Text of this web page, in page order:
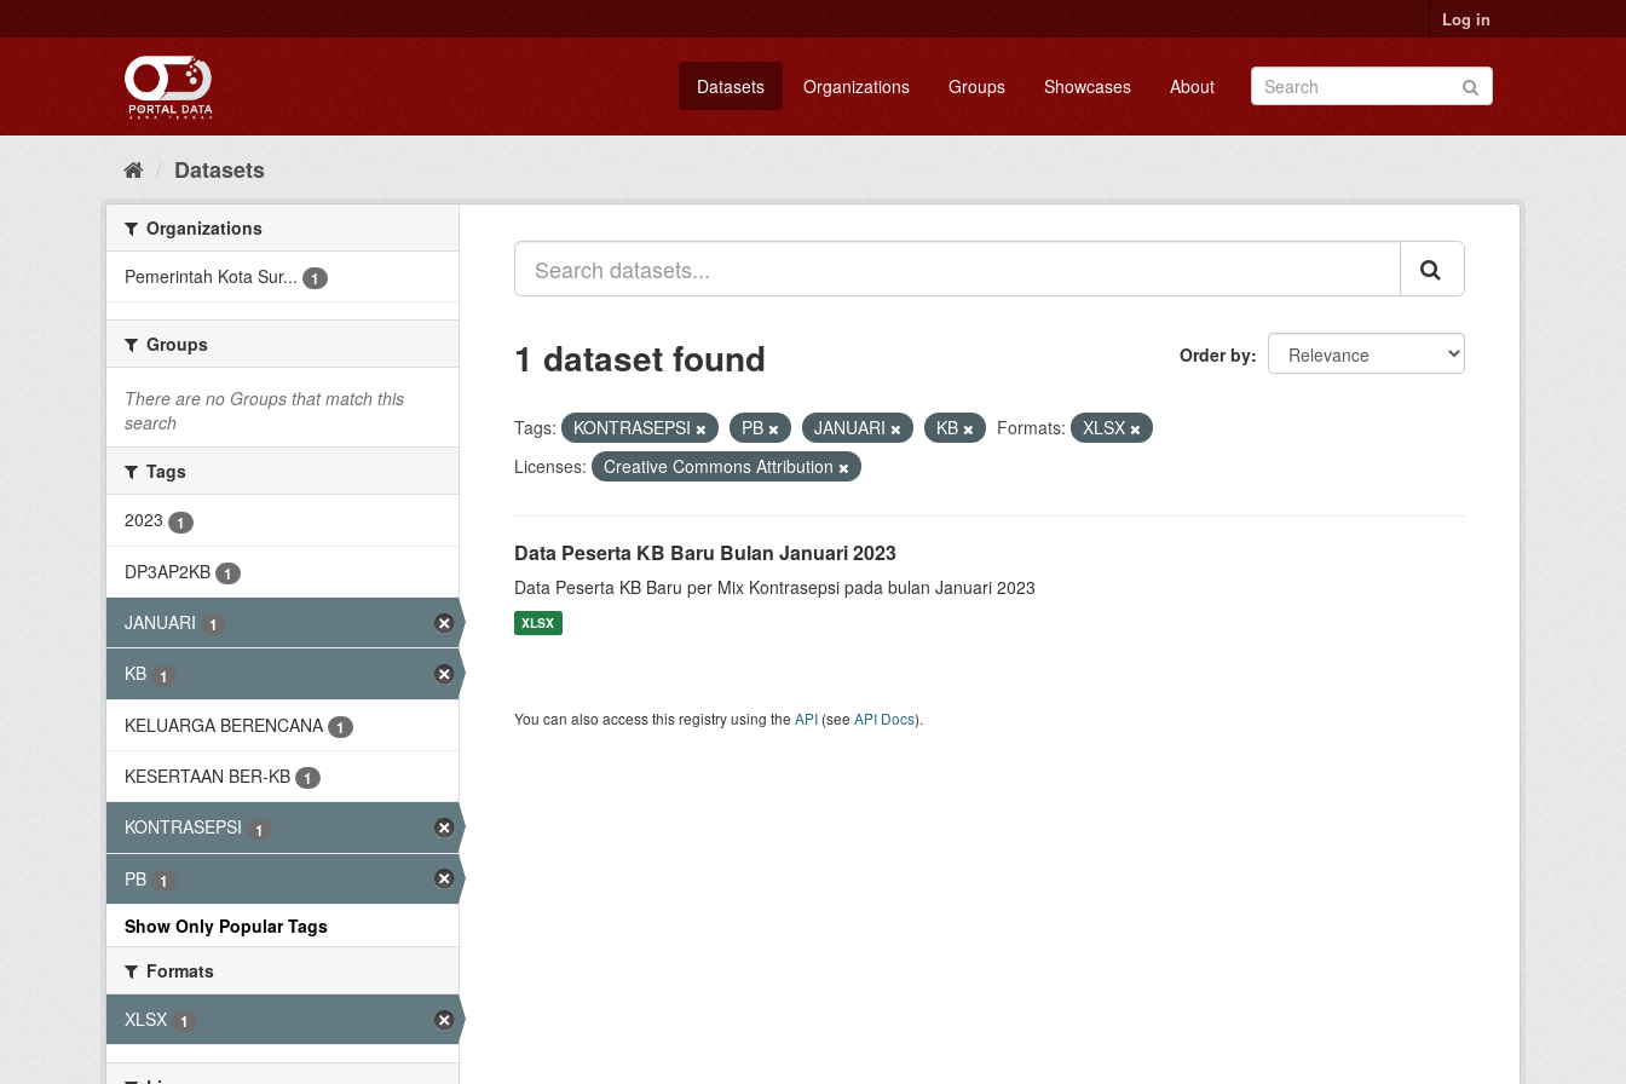
to
Log in
Datasets Organizations Groups Showcases About
Datasets
Organizations
Pemerintah Kota Sur...
1
Groups
There are no Groups that match this
search
Tags
2023
1
DP3AP2KB 1
JANUARI 1
KB 1
KELUARGA BERENCANA 1
KESERTAAN BER-KB 1
KONTRASEPSI 1
PB 1
Show Only Popular Tags
Formats
XLSX
1
Order by
1 dataset found
Tags: KONTRASEPSI PB JANUARI KB Formats:
XLSX
Licenses:
Creative Commons Attribution
Data Peserta KB Baru Bulan Januari 2023
Data Peserta KB Baru per Mix Kontrasepsi pada bulan Januari 2023
XLSX
You can also access this registry using the API (see API Docs).